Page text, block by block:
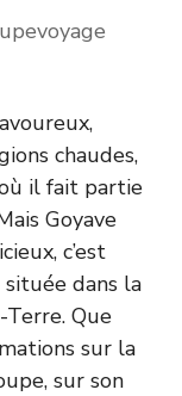
chaudes,
il fait partie
Goyave
c’est
dans la
Terre. Que
sur la
sur son